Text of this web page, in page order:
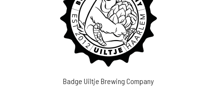
Badge Uiltje Brewing Company